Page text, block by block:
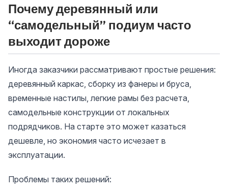
Почему деревянный или
“самодельный” подиум часто
выходит дороже
Иногда заказчики рассматривают простые решения:
деревянный каркас, сборку из фанеры и бруса,
временные настилы, легкие рамы без расчета,
самодельные конструкции от локальных
подрядчиков. На старте это может казаться
дешевле, но экономия часто исчезает в
эксплуатации.
Проблемы таких решений: